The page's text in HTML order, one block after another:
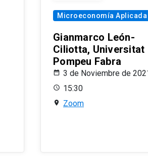
Microeconomía Aplicada
Gianmarco León-
Ciliotta, Universitat
Pompeu Fabra
3 de Noviembre de
15:30
Zoom